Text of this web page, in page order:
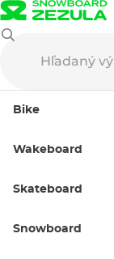
Bike
Wakeboard
Skateboard
Snowboard
Dámske
Zoradiť podľa: